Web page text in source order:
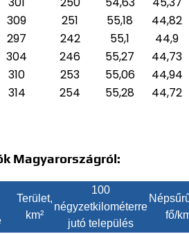
309 251 55,18
44,82
297 242 55,1
44,9
304 246 55,27
44,73
310 253 55,06
44,94
314 254 55,28 44,72
Magyarországról:
Terület,
km²
100
négyzetkilométerre
jutó település
fő/